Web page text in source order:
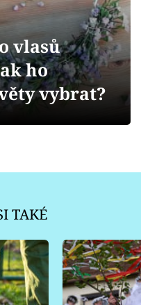
vlasů
ho
vybrat?
TAKÉ